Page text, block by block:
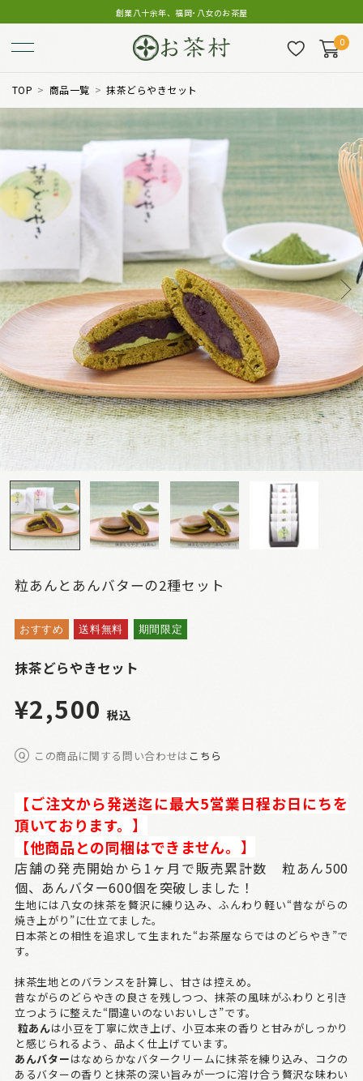
創業八十余年、福岡･八女のお茶屋
0
TOP 商品一覧 抹茶どらやきセット
粒あんとあんバターの2種セット
おすすめ 送料無料 期間限定
抹茶どらやきセット
¥2,500 税込
この商品に関する問い合わせは こちら
【ご注文から発送迄に最大5営業日程お日にちを
頂いております。】
【他商品との同梱はできません。 】
店舗の発売開始から1ヶ月で販売累計数 粒あん500
個、あんバター600個を突破しました！
生地には八女の抹茶を贅沢に練り込み、ふんわり軽い“昔ながらの
焼き上がり”に仕立てました。
日本茶との相性を追求して生まれた“お茶屋ならではのどらやき”で
す。
抹茶生地とのバランスを計算し、甘さは控えめ。
昔ながらのどらやきの良さを残しつつ、抹茶の風味がふわりと引き
立つように整えた“間違いのないおいしさ”です。
粒あんは小豆を丁寧に炊き上げ、小豆本来の香りと甘みがしっかり
と感じられるよう、品よく仕上げています。
あんバターはなめらかなバタークリームに抹茶を練り込み、コクの
あるバターの香りと抹茶の深い旨みが一つに溶け合う贅沢な味わい